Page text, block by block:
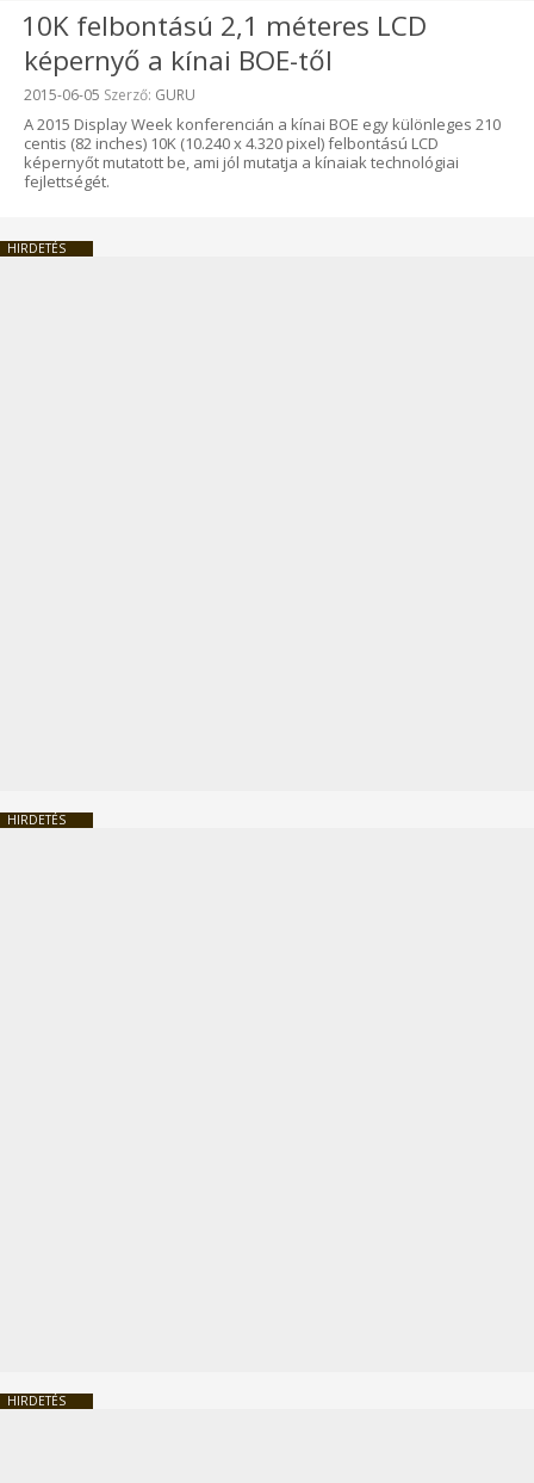
10K felbontású 2,1 méteres LCD
képernyő a kínai BOE-től
Beküldve:
2015-06-05 Szerző: GURU
A 2015 Display Week konferencián a kínai BOE egy különleges 210
centis (82 inches) 10K (10.240 x 4.320 pixel) felbontású LCD
képernyőt mutatott be, ami jól mutatja a kínaiak technológiai
fejlettségét.
HIRDETÉS
HIRDETÉS
HIRDETÉS